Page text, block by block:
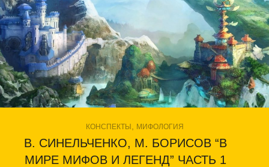
КОНСПЕКТЫ МИФОЛОГИЯ
В. СИНЕЛЬЧЕНКО, М. БОРИСОВ “В
МИРЕ МИФОВ И ЛЕГЕНД” ЧАСТЬ 1